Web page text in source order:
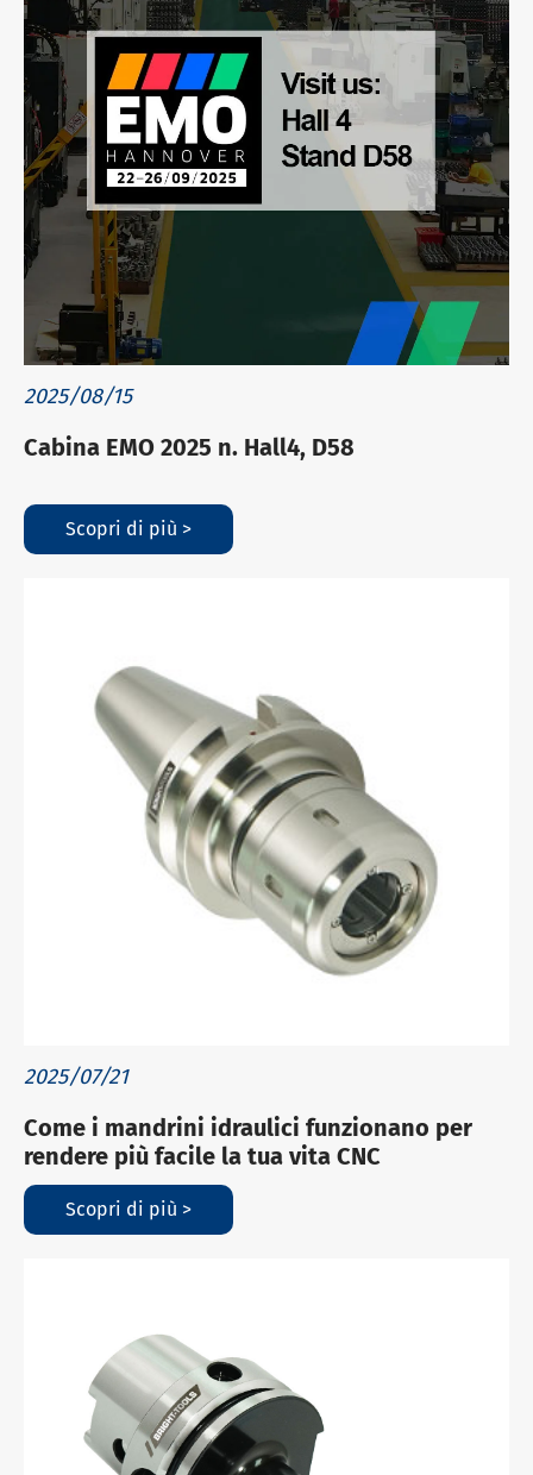
2025/08/15
Cabina EMO 2025 n. Hall4, D58
Scopri di più >
2025/07/21
Come i mandrini idraulici funzionano per
rendere più facile la tua vita CNC
Scopri di più >